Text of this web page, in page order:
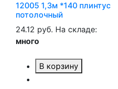
12005 1,3м *140 плинтус
потолочный
24.12 руб. На складе:
много
В корзину